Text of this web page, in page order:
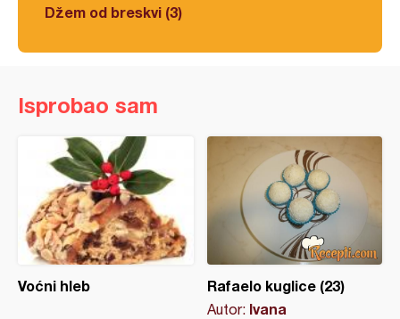
Džem od breskvi (3)
Isprobao sam
Voćni hleb Rafaelo kuglice (23)
Autor: Ivana